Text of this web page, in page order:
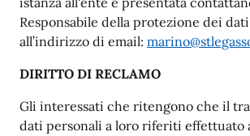
Responsabile della protezione dei
all’indirizzo di email:
DIRITTO DI RECLAMO
Gli interessati che ritengono che il
dati personali a loro riferiti effettuato